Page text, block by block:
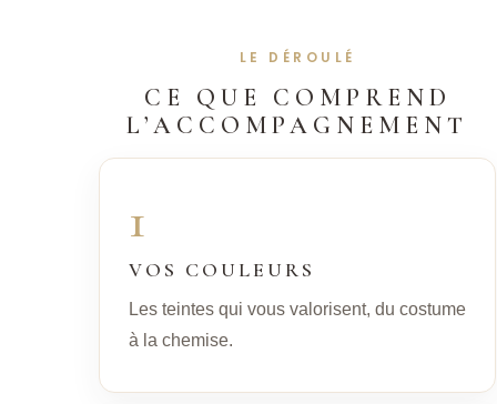
LE DÉROULÉ
CE QUE COMPREND
L’ACCOMPAGNEMENT
1
VOS COULEURS
Les teintes qui vous valorisent, du costume
à la chemise.